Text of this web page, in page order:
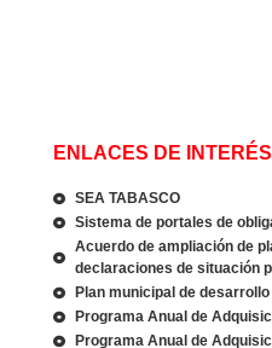
ENLACES DE INTERÉS
SEA TABASCO
Sistema de portales de
Acuerdo de ampliación de
declaraciones de situación
Plan municipal de desarrollo
Programa Anual de
Programa Anual de